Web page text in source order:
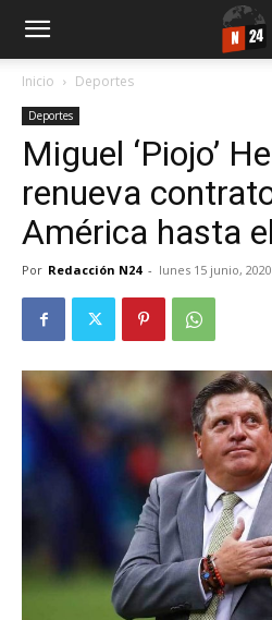
Inicio Deportes
Deportes
Miguel ‘Piojo’
renueva
América hasta
Por Redacción N24 - lunes 15 junio, 2020